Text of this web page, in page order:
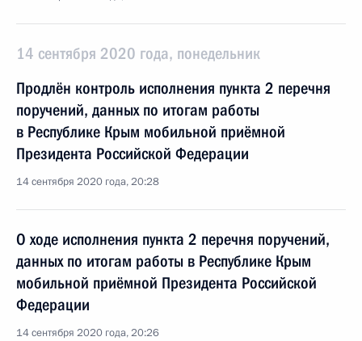
14 сентября 2020 года, понедельник
Продлён контроль исполнения пункта 2 перечня
поручений, данных по итогам работы
в Республике Крым мобильной приёмной
Президента Российской Федерации
14 сентября 2020 года, 20:28
О ходе исполнения пункта 2 перечня поручений,
данных по итогам работы в Республике Крым
мобильной приёмной Президента Российской
Федерации
14 сентября 2020 года, 20:26